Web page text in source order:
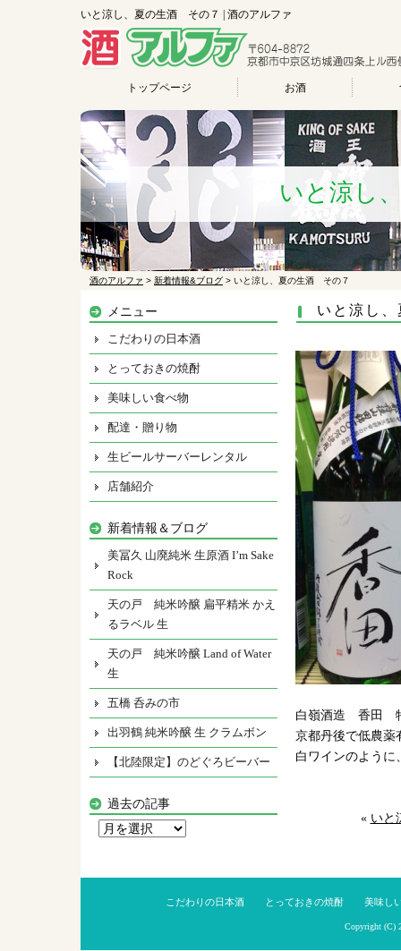
いと涼し、夏の生酒 その７ | 酒のアルファ
トップページ お酒
いと涼し
酒のアルファ > 新着情報&ブログ > いと涼し、夏の生酒 その７
いと涼し
白嶺酒造 香田
京都丹後で低農薬
白ワインのように
« いと
メニュー
こだわりの日本酒
とっておきの焼酎
美味しい食べ物
配達・贈り物
生ビールサーバーレンタル
店舗紹介
新着情報＆ブログ
美冨久 山廃純米 生原酒 I’m Sake
Rock
天の戸 純米吟醸 扁平精米 かえ
るラベル 生
天の戸 純米吟醸 Land of Water
生
五橋 呑みの市
出羽鶴 純米吟醸 生 クラムボン
【北陸限定】のどぐろビーバー
過去の記事
こだわりの日本酒 とっておきの焼酎 美味し
Copyright (C)